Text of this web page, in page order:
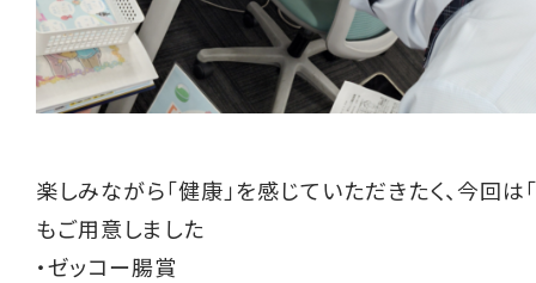
楽しみながら「健康」を感じていただきたく、今回は
もご用意しました
・ゼッコー腸賞